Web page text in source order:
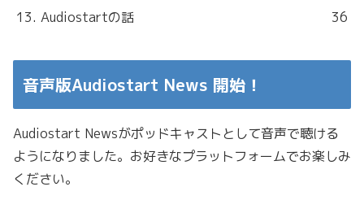
13. Audiostartの話 36
音声版Audiostart News 開始！
Audiostart Newsがポッドキャストとして音声で聴ける
ようになりました。お好きなプラットフォームでお楽しみ
ください。